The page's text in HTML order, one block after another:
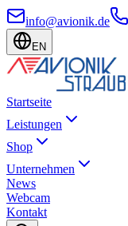
info@avionik.de
EN
Startseite
Leistungen
Shop
Unternehmen
News
Webcam
Kontakt